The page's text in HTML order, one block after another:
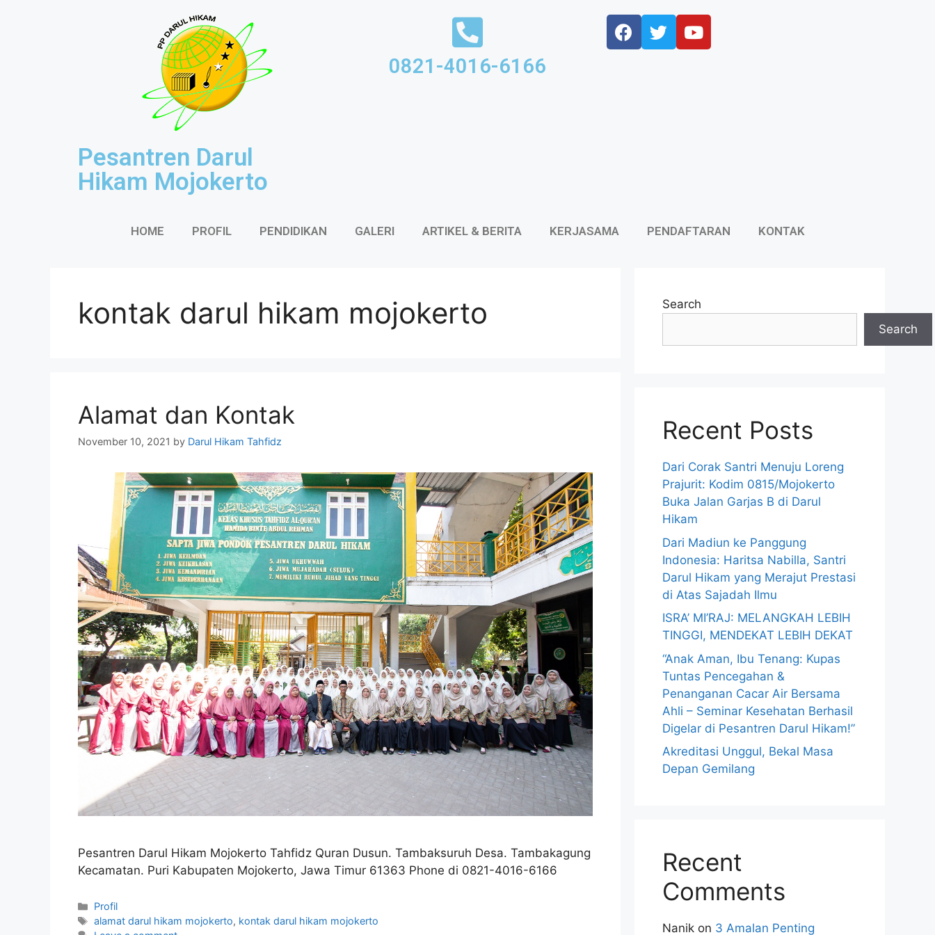
Pesantren Darul
Hikam Mojokerto
0821-4016-6166
HOME PROFIL PENDIDIKAN GALERI ARTIKEL & BERITA KERJASAMA PENDAFTARAN KONTAK
kontak darul hikam mojokerto
Alamat dan Kontak
November 10, 2021 by Darul Hikam Tahfidz
Pesantren Darul Hikam Mojokerto Tahfidz Quran Dusun. Tambaksuruh Desa. Tambakagung
Kecamatan. Puri Kabupaten Mojokerto, Jawa Timur 61363 Phone di 0821-4016-6166
Profil
alamat darul hikam mojokerto, kontak darul hikam mojokerto
Search
Search
Recent Posts
Dari Corak Santri Menuju Loreng
Prajurit: Kodim 0815/Mojokerto
Buka Jalan Garjas B di Darul
Hikam
Dari Madiun ke Panggung
Indonesia: Haritsa Nabilla, Santri
Darul Hikam yang Merajut Prestasi
di Atas Sajadah Ilmu
ISRA’ MI’RAJ: MELANGKAH LEBIH
TINGGI, MENDEKAT LEBIH DEKAT
“Anak Aman, Ibu Tenang: Kupas
Tuntas Pencegahan &
Penanganan Cacar Air Bersama
Ahli – Seminar Kesehatan Berhasil
Digelar di Pesantren Darul Hikam!”
Akreditasi Unggul, Bekal Masa
Depan Gemilang
Recent
Comments
Nanik on 3 Amalan Penting